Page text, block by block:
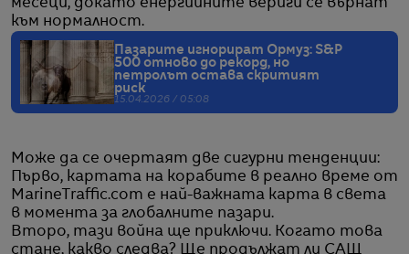
месеци, докато енергийните вериги се върнат
към нормалност.
Пазарите игнорират Ормуз: S&P
500 отново до рекорд, но
петролът остава скритият
риск
15.04.2026 / 05:08
Може да се очертаят две сигурни тенденции:
Първо, картата на корабите в реално време от
MarineTraffic.com е най-важната карта в света
в момента за глобалните пазари.
Второ, тази война ще приключи. Когато това
стане, какво следва? Ще продължат ли САЩ